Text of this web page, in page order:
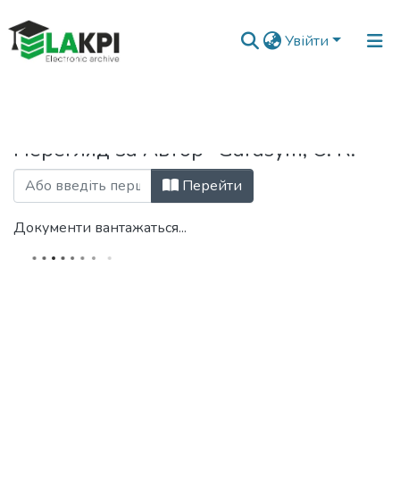
Увійти
Перегляд за Автор "Garasym, O. R."
Перейти
Документи вантажаться...